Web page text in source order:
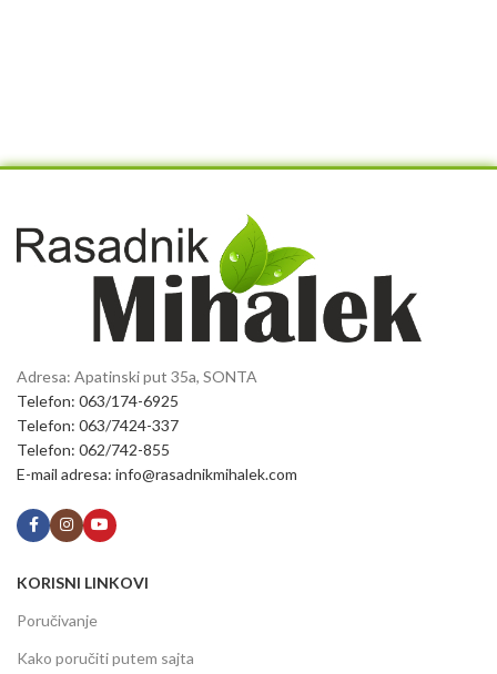
Adresa: Apatinski put 35a, SONTA
Telefon: 063/174-6925
Telefon: 063/7424-337
Telefon: 062/742-855
E-mail adresa: info@rasadnikmihalek.com
KORISNI LINKOVI
Poručivanje
Kako poručiti putem sajta